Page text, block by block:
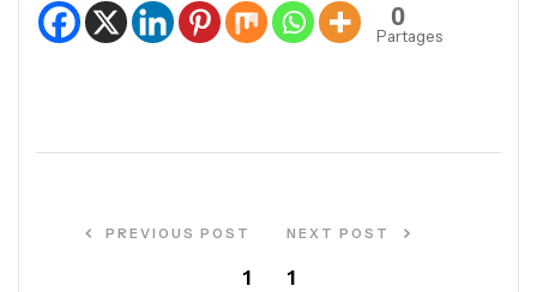
0
Partages
PREVIOUS POST
1
NEXT POST
1